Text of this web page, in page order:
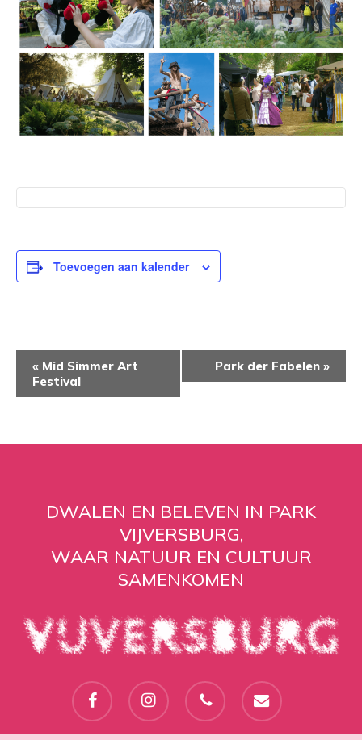
Toevoegen aan kalender
NAVIGATIE
« Mid Simmer Art
Festival
Park der Fabelen »
DWALEN EN BELEVEN IN PARK
VIJVERSBURG,
WAAR NATUUR EN CULTUUR
SAMENKOMEN
facebook instagram phone email